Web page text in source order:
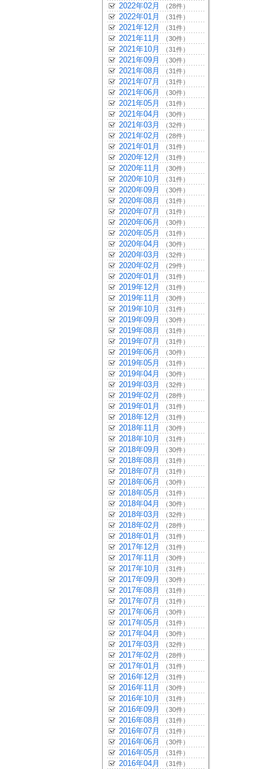
2022年02月 （28件）
2022年01月 （31件）
2021年12月 （31件）
2021年11月 （30件）
2021年10月 （31件）
2021年09月 （30件）
2021年08月 （31件）
2021年07月 （31件）
2021年06月 （30件）
2021年05月 （31件）
2021年04月 （30件）
2021年03月 （32件）
2021年02月 （28件）
2021年01月 （31件）
2020年12月 （31件）
2020年11月 （30件）
2020年10月 （31件）
2020年09月 （30件）
2020年08月 （31件）
2020年07月 （31件）
2020年06月 （30件）
2020年05月 （31件）
2020年04月 （30件）
2020年03月 （32件）
2020年02月 （29件）
2020年01月 （31件）
2019年12月 （31件）
2019年11月 （30件）
2019年10月 （31件）
2019年09月 （30件）
2019年08月 （31件）
2019年07月 （31件）
2019年06月 （30件）
2019年05月 （31件）
2019年04月 （30件）
2019年03月 （32件）
2019年02月 （28件）
2019年01月 （31件）
2018年12月 （31件）
2018年11月 （30件）
2018年10月 （31件）
2018年09月 （30件）
2018年08月 （31件）
2018年07月 （31件）
2018年06月 （30件）
2018年05月 （31件）
2018年04月 （30件）
2018年03月 （32件）
2018年02月 （28件）
2018年01月 （31件）
2017年12月 （31件）
2017年11月 （30件）
2017年10月 （31件）
2017年09月 （30件）
2017年08月 （31件）
2017年07月 （31件）
2017年06月 （30件）
2017年05月 （31件）
2017年04月 （30件）
2017年03月 （32件）
2017年02月 （28件）
2017年01月 （31件）
2016年12月 （31件）
2016年11月 （30件）
2016年10月 （31件）
2016年09月 （30件）
2016年08月 （31件）
2016年07月 （31件）
2016年06月 （30件）
2016年05月 （31件）
2016年04月 （31件）